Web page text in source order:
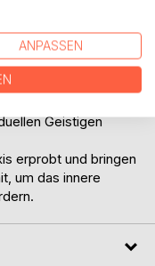
alle
aufbauen.
und
Geistigen
erprobt und bringen
um das innere
ANPASSEN